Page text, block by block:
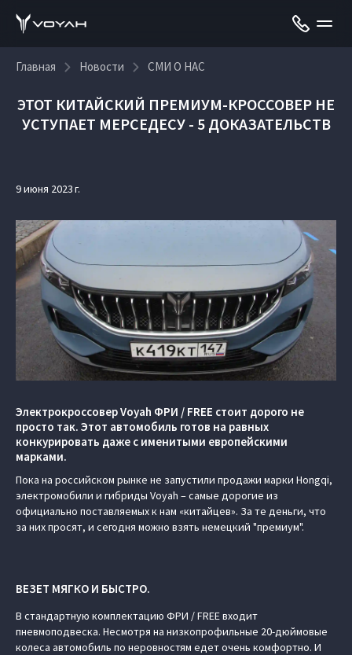
Главная Новости СМИ О НАС
ЭТОТ КИТАЙСКИЙ ПРЕМИУМ-КРОССОВЕР НЕ
УСТУПАЕТ МЕРСЕДЕСУ - 5 ДОКАЗАТЕЛЬСТВ
9 июня 2023 г.
Электрокроссовер Voyah ФРИ / FREE стоит дорого не
просто так. Этот автомобиль готов на равных
конкурировать даже с именитыми европейскими
марками.
Пока на российском рынке не запустили продажи марки Hongqi,
электромобили и гибриды Voyah – самые дорогие из
официально поставляемых к нам «китайцев». За те деньги, что
за них просят, и сегодня можно взять немецкий "премиум".
ВЕЗЕТ МЯГКО И БЫСТРО.
В стандартную комплектацию ФРИ / FREE входит
пневмоподвеска. Несмотря на низкопрофильные 20-дюймовые
колеса автомобиль по неровностям едет очень комфортно. И